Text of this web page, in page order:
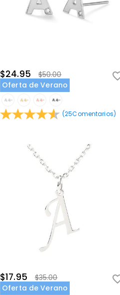
$24.95
$50.00
Oferta de Verano
(25Comentarios)
$17.95
$35.00
Oferta de Verano